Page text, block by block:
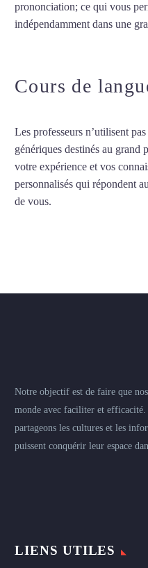
prononciation; ce qui vous
indépendamment dans une
Cours de
Les professeurs n’utilisent
génériques destinés au
votre expérience et vos
personnalisés qui répondent
de vous.
Notre objectif est de faire que
monde avec faciliter et
partageons les cultures et les
puissent conquérir leur espace
LIENS UTILES